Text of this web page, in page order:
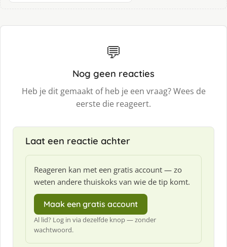
💬
Nog geen reacties
Heb je dit gemaakt of heb je een vraag? Wees de
eerste die reageert.
Laat een reactie achter
Reageren kan met een gratis account — zo
weten andere thuiskoks van wie de tip komt.
Maak een gratis account
Al lid? Log in via dezelfde knop — zonder
wachtwoord.